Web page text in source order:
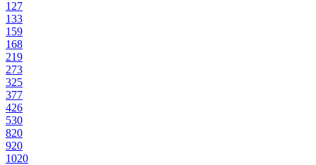
127
133
159
168
219
273
325
377
426
530
820
920
1020